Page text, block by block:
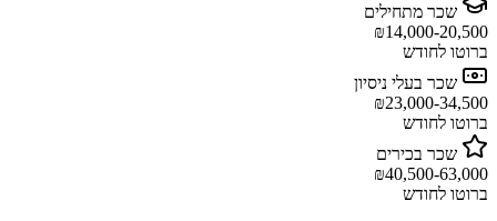
שכר מתחילים
₪14,000-20,500
ברוטו לחודש
שכר בעלי ניסיון
₪23,000-34,500
ברוטו לחודש
שכר בכירים
₪40,500-63,000
ברוטו לחודש